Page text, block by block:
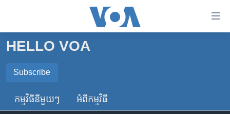
គេហទំព័រ​
រំលង​
កម្ពុជា
អន្តរជាតិ
ចិន
HELLO VOA
Subscribe
SUBSCRIBE
កម្មវិធី​នីមួយៗ អំពី​កម្មវិធី​